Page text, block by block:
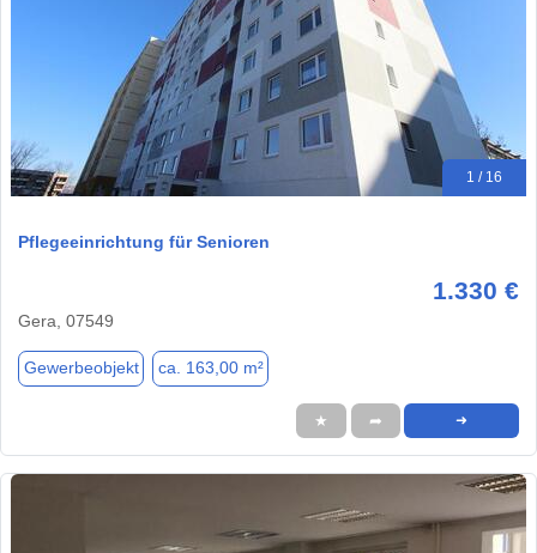
1 / 16
Pflegeeinrichtung für Senioren
1.330 €
Gera, 07549
Gewerbeobjekt ca. 163,00 m²
★ ➦ ➜